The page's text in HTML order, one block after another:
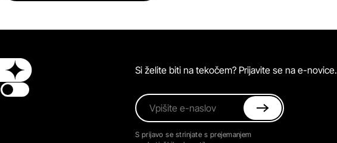
Switch theme
Si želite biti na tekočem? Prijavite se na e-novice.
Vpišite e-naslov
S prijavo se strinjate s prejemanjem